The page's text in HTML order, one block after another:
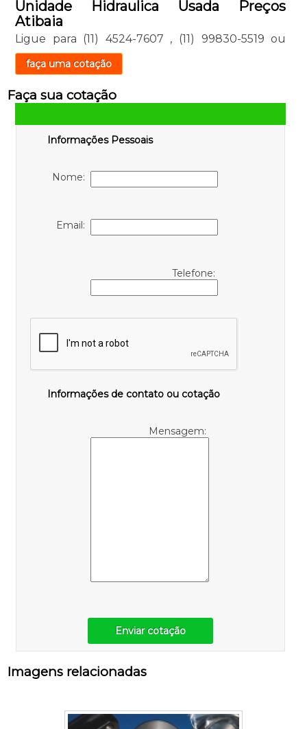
Unidade Hidraulica Usada Preços
Atibaia
Ligue para (11) 4524-7607 , (11) 99830-5519 ou
faça uma cotação
Faça sua cotação
Informações Pessoais
Nome:
Email:
Telefone:
Informações de contato ou cotação
Mensagem:
Enviar cotação
Imagens relacionadas